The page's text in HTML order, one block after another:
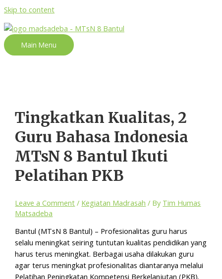
Skip to content
Main Menu
Tingkatkan Kualitas, 2
Guru Bahasa Indonesia
MTsN 8 Bantul Ikuti
Pelatihan PKB
Leave a Comment / Kegiatan Madrasah / By Tim Humas
Matsadeba
Bantul (MTsN 8 Bantul) – Profesionalitas guru harus
selalu meningkat seiring tuntutan kualitas pendidikan yang
harus terus meningkat. Berbagai usaha dilakukan guru
agar terus meningkat profesionalitas diantaranya melalui
Pelatihan Peningkatan Kompetensi Berkelanjutan (PKB).